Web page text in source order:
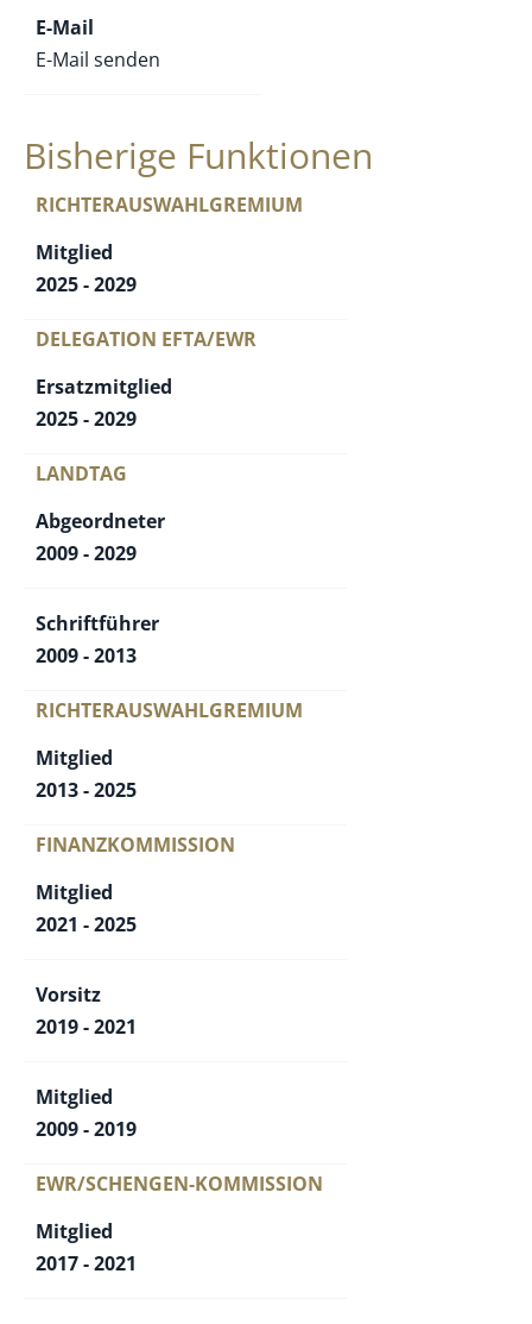
E-Mail
E-Mail senden
Bisherige Funktionen
RICHTERAUSWAHLGREMIUM
Mitglied
2025 - 2029
DELEGATION EFTA/EWR
Ersatzmitglied
2025 - 2029
LANDTAG
Abgeordneter
2009 - 2029
Schriftführer
2009 - 2013
RICHTERAUSWAHLGREMIUM
Mitglied
2013 - 2025
FINANZKOMMISSION
Mitglied
2021 - 2025
Vorsitz
2019 - 2021
Mitglied
2009 - 2019
EWR/SCHENGEN-KOMMISSION
Mitglied
2017 - 2021